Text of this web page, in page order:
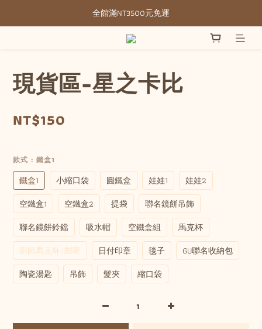
全館滿NT3500元免運
全館滿NT3500元免運
部分現貨＋預購20-30天不含假日
現貨區-星之卡比
NT$150
款式 : 鐵盒1
鐵盒1 小縮口袋 圓鐵盒 娃娃1
娃娃2
空鐵盒1
空鐵盒2 提袋
聯名鏡餅吊飾
聯名鏡餅鈴鐺
吸水帽 空鐵盒組
馬克杯
廚師馬克杯/郵寄
日付印章 毯子
GU聯名收納包
陶瓷湯匙
吊飾 髮夾 縮口袋